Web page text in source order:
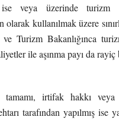
veya üzerinde turizm
olarak kullanılmak üzere
Turizm Bakanlığınca
ile aşınma payı da
tamamı, irtifak hakkı
tarafından yapılmış ise